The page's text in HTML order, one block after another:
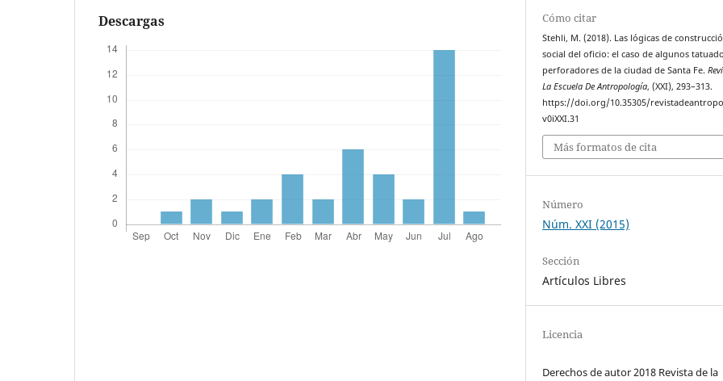
Descargas Cómo citar
Stehli, M. (2018). Las lógicas de
social del oficio: el caso de algunos
perforadores de la ciudad de Santa Fe.
La Escuela De Antropología, (XXI), 293–313.
https://doi.org/10.35305/
v0iXXI.31
Más formatos de cita
Número
Núm. XXI (2015)
Sección
Artículos Libres
Licencia
Derechos de autor 2018 Revista de la